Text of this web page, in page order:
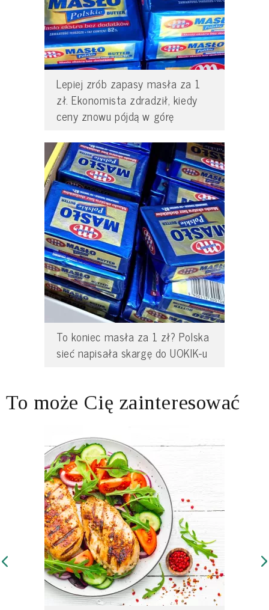
Lepiej zrób zapasy masła za 1
zł. Ekonomista zdradził, kiedy
ceny znowu pójdą w górę
To koniec masła za 1 zł? Polska
sieć napisała skargę do UOKIK-u
To może Cię zainteresować